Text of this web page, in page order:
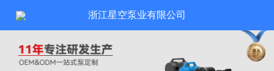
浙江星空泵业有限公司